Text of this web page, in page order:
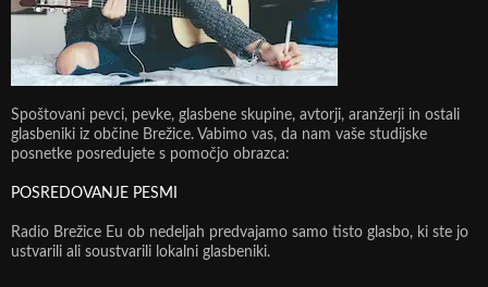
Spoštovani pevci, pevke, glasbene skupine, avtorji, aranžerji in ostali
glasbeniki iz občine Brežice. Vabimo vas, da nam vaše studijske
posnetke posredujete s pomočjo obrazca:
POSREDOVANJE PESMI
Radio Brežice Eu ob nedeljah predvajamo samo tisto glasbo, ki ste jo
ustvarili ali soustvarili lokalni glasbeniki.